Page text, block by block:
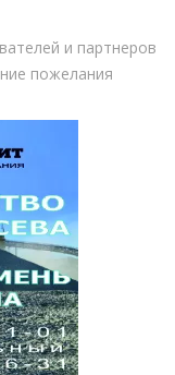
и партнеров
пожелания